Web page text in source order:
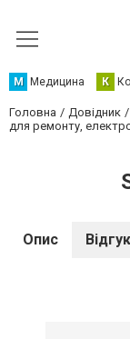
М Медицина К
Головна Довідник
для ремонту,
Опис